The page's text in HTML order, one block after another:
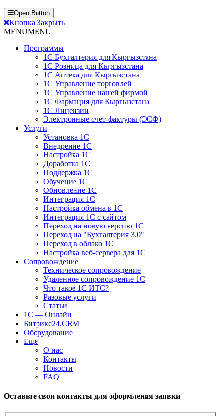
Open Button
Кнопка Закрыть
MENUMENU
Программы
1С Бухгалтерия для Кыргызстана
1С Розница для Кыргызстана
1С Аптека для Кыргызстана
1С Управление торговлей
1С Управление нашей фирмой
1С Фармация для Кыргызстана
1С Лицензии
Электронные счет-фактуры (ЭСФ)
Услуги
Установка 1С
Внедрение 1С
Настройка 1С
Доработка 1С
Поддержка 1С
Обучение 1С
Обновление 1С
Интеграция 1С
Настройка обмена в 1С
Интеграция 1С с сайтом
Переход на новую версию 1С
Переход на "Бухгалтерия 3.0"
Переход в облако 1С
Настройка веб-сервера для 1С
Сопровождение
Техническое сопровождение
Удаленное сопровождение 1С
Что такое 1С ИТС?
Разовые услуги
Статьи
1С — Онлайн
Битрикс24.CRM
Оборудование
Ещё
О нас
Контакты
Новости
FAQ
Оставьте свои контакты для оформления заявки